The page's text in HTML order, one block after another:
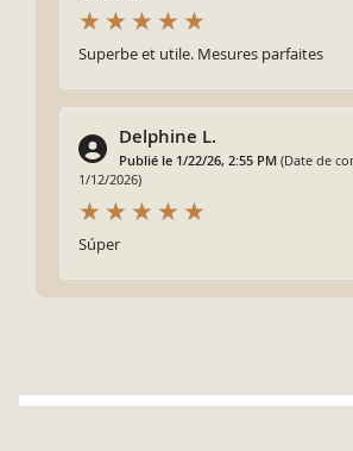
Superbe et utile. Mesures parfaites
Delphine L.
Publié le 1/22/26, 2:55 PM (Date de
1/12/2026)
Súper